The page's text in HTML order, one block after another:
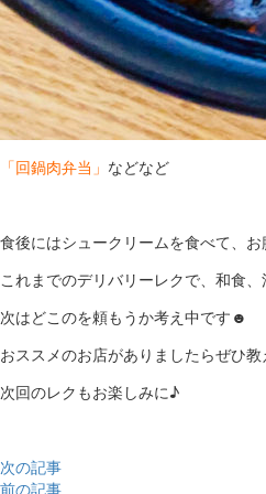
「回鍋肉弁当」 などなど
食後にはシュークリームを食べて、
これまでのデリバリーレクで、和食
次はどこのを頼もうか考え中です☻
おススメのお店がありましたらぜひ教
次回のレクもお楽しみに♪
次の記事
前の記事